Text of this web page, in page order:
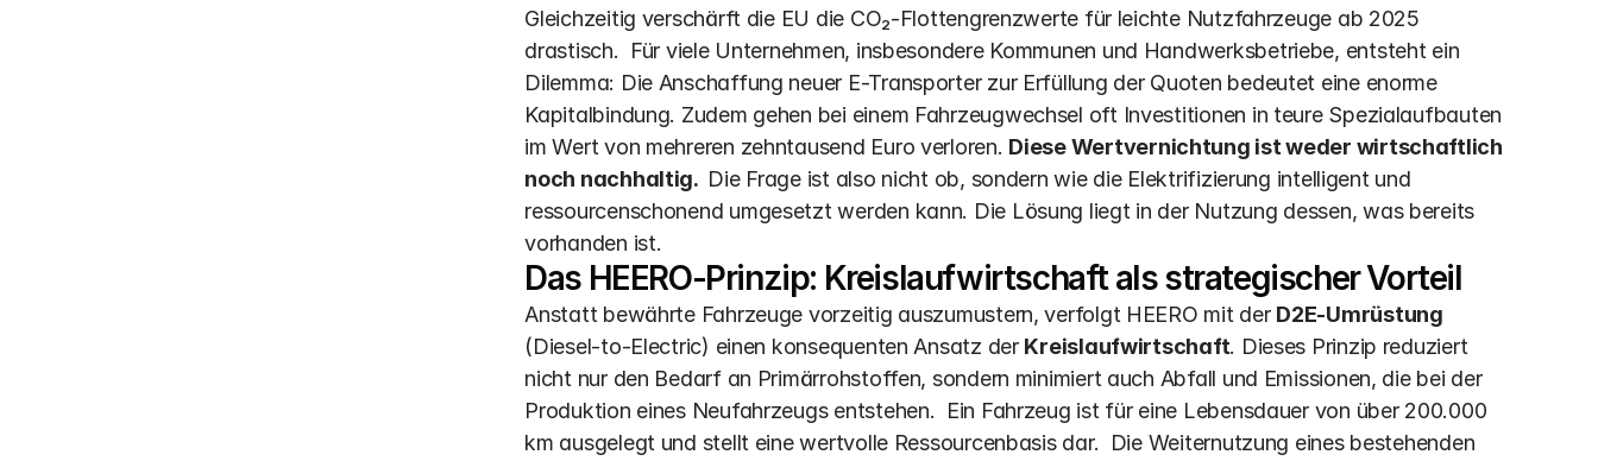
Gleichzeitig verschärft die EU die CO₂-Flottengrenzwerte für leichte Nutzfahrzeuge ab 2025
drastisch.  Für viele Unternehmen, insbesondere Kommunen und Handwerksbetriebe, entsteht ein
Dilemma: Die Anschaffung neuer E-Transporter zur Erfüllung der Quoten bedeutet eine enorme
Kapitalbindung. Zudem gehen bei einem Fahrzeugwechsel oft Investitionen in teure Spezialaufbauten
im Wert von mehreren zehntausend Euro verloren. Diese Wertvernichtung ist weder wirtschaftlich
noch nachhaltig. Die Frage ist also nicht ob, sondern wie die Elektrifizierung intelligent und
ressourcenschonend umgesetzt werden kann. Die Lösung liegt in der Nutzung dessen, was bereits
vorhanden ist.
Das HEERO-Prinzip: Kreislaufwirtschaft als strategischer Vorteil
Anstatt bewährte Fahrzeuge vorzeitig auszumustern, verfolgt HEERO mit der D2E-Umrüstung
(Diesel-to-Electric) einen konsequenten Ansatz der Kreislaufwirtschaft. Dieses Prinzip reduziert
nicht nur den Bedarf an Primärrohstoffen, sondern minimiert auch Abfall und Emissionen, die bei der
Produktion eines Neufahrzeugs entstehen.  Ein Fahrzeug ist für eine Lebensdauer von über 200.000
km ausgelegt und stellt eine wertvolle Ressourcenbasis dar.  Die Weiternutzung eines bestehenden